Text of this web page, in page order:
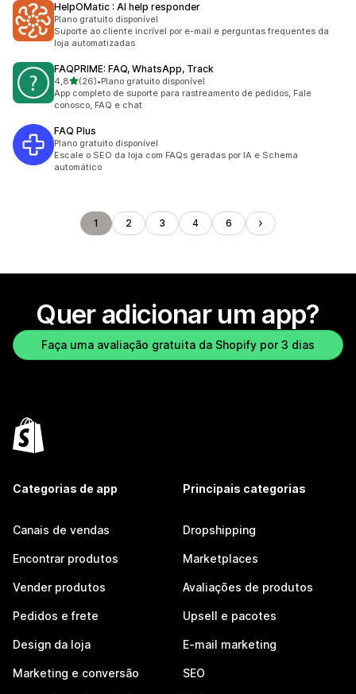
HelpOMatic : AI help responder
Plano gratuito disponível
Suporte ao cliente incrível por e-mail e perguntas frequentes da
loja automatizadas
FAQPRIME: FAQ, WhatsApp, Track
4,8de 5 estrelas
(26)
26 avaliações ao todo
•Plano gratuito disponível
App completo de suporte para rastreamento de pedidos, Fale
conosco, FAQ e chat
FAQ Plus
Plano gratuito disponível
Escale o SEO da loja com FAQs geradas por IA e Schema
automático
1 2 3 4 6
Quer adicionar um app?
Faça uma avaliação gratuita da Shopify por 3 dias
Categorias de app
Canais de vendas
Encontrar produtos
Vender produtos
Pedidos e frete
Design da loja
Marketing e conversão
Principais categorias
Dropshipping
Marketplaces
Avaliações de produtos
Upsell e pacotes
E-mail marketing
SEO